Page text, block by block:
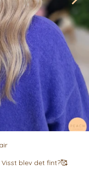
blev det fint?🥰